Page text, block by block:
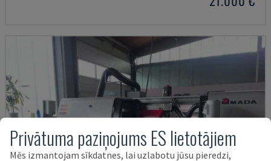
Privātuma paziņojums ES lietotājiem
Mēs izmantojam sīkdatnes, lai uzlabotu jūsu pieredzi,